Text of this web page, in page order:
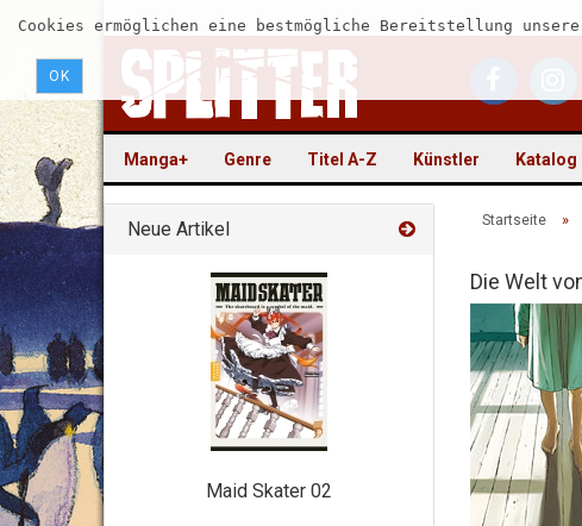
Cookies ermöglichen eine bestmögliche Bereitstellung
OK
Manga+ Genre Titel A-Z Künstler Katalog
Startseite »
Die Welt
Neue Artikel
Maid Skater 02